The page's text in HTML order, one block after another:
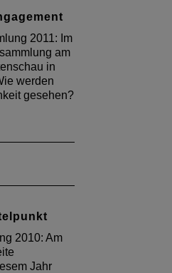
2011: Im
am
in
werden
gesehen?
2010: Am
Jahr